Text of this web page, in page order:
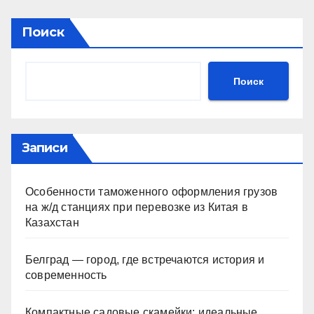
Поиск
Поиск
Записи
Особенности таможенного оформления грузов
на ж/д станциях при перевозке из Китая в
Казахстан
Белград — город, где встречаются история и
современность